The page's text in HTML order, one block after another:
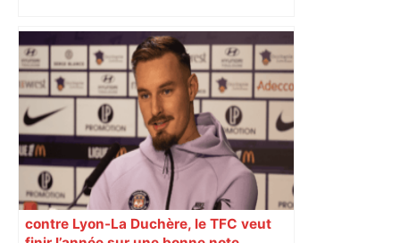
contre Lyon-La Duchère, le TFC veut